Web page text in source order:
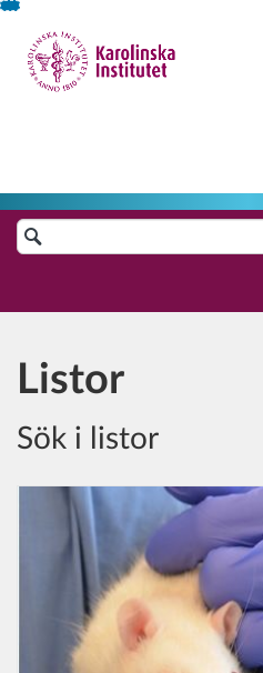
Hoppa
innehåll
Sök
i
Listor
Sök i listor
Listkatalog: Karolinska institutet
Listdatum: I egen takt
Listpris: 5.900 kr